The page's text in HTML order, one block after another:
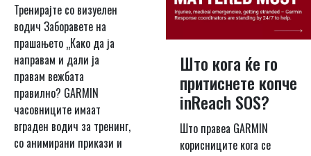
Тренирајте со визуелен
водич Заборавете на
прашањето „Како да ја
направам и дали ја
правам вежбата
правилно? GARMIN
часовниците имаат
вграден водич за тренинг,
со анимирани прикази и
Што кога ќе го
притиснете копче
inReach SOS?
Што правеа GARMIN
корисниците кога се